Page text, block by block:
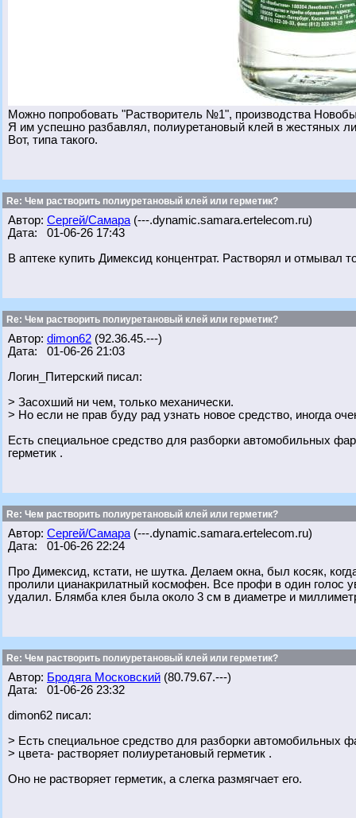
Можно попробовать "Растворитель №1", производства
Я им успешно разбавлял, полиуретановый клей в жестяных
Вот, типа такого.
Re: Чем растворить полиуретановый клей или герметик?
Автор: Сергей/Самара (---.dynamic.samara.ertelecom.ru)
Дата: 01-06-26 17:43
В аптеке купить Димексид концентрат. Растворял и отмывал
Re: Чем растворить полиуретановый клей или герметик?
Автор: dimon62 (92.36.45.---)
Дата: 01-06-26 21:03
Логин_Питерский писал:
> Засохший ни чем, только механически.
> Но если не прав буду рад узнать новое средство, иногда
Есть специальное средство для разборки автомобильных
герметик .
Re: Чем растворить полиуретановый клей или герметик?
Автор: Сергей/Самара (---.dynamic.samara.ertelecom.ru)
Дата: 01-06-26 22:24
Про Димексид, кстати, не шутка. Делаем окна, был косяк,
пролили цианакрилатный космофен. Все профи в один
удалил. Блямба клея была около 3 см в диаметре и
Re: Чем растворить полиуретановый клей или герметик?
Автор: Бродяга Московский (80.79.67.---)
Дата: 01-06-26 23:32
dimon62 писал:
> Есть специальное средство для разборки автомобильных
> цвета- растворяет полиуретановый герметик .
Оно не растворяет герметик, а слегка размягчает его.